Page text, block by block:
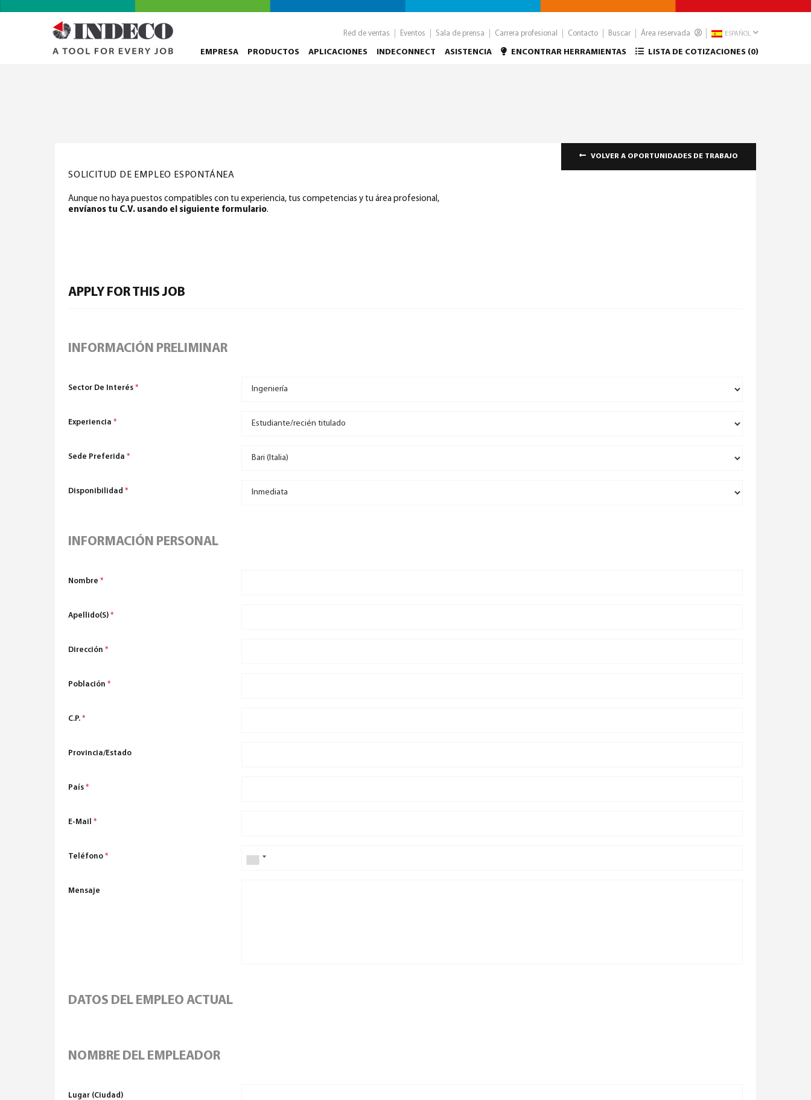
Red de ventas Eventos Sala de prensa Carrera profesional Contacto Buscar Área reservada ESPAÑOL
EMPRESA PRODUCTOS APLICACIONES INDECONNECT ASISTENCIA ENCONTRAR HERRAMIENTAS LISTA DE COTIZACIONES (0)
VOLVER A OPORTUNIDADES DE TRABAJO
SOLICITUD DE EMPLEO ESPONTÁNEA
Aunque no haya puestos compatibles con tu experiencia, tus competencias y tu área profesional,
envíanos tu C.V. usando el siguiente formulario.
APPLY FOR THIS JOB
INFORMACIÓN PRELIMINAR
Sector De Interés *
Experiencia *
Sede Preferida *
Disponibilidad *
INFORMACIÓN PERSONAL
Nombre *
Apellido(s) *
Dirección *
Población *
C.P. *
Provincia/Estado
País *
E-Mail *
Teléfono *
Mensaje
DATOS DEL EMPLEO ACTUAL
NOMBRE DEL EMPLEADOR
Lugar (ciudad)